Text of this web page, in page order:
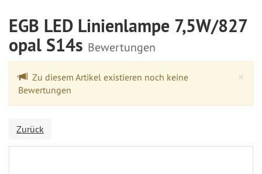
EGB LED Linienlampe 7,5W/827
opal S14s Bewertungen
×
Zu diesem Artikel existieren noch keine
Bewertungen
Zurück